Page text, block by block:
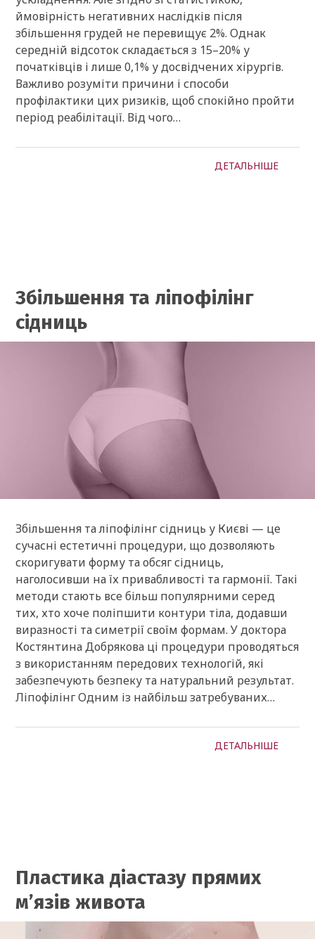
ймовірність негативних наслідків після
збільшення грудей не перевищує 2%. Однак
середній відсоток складається з 15–20% у
початківців і лише 0,1% у досвідчених хірургів.
Важливо розуміти причини і способи
профілактики цих ризиків, щоб спокійно пройти
період реабілітації. Від чого…
ДЕТАЛЬНІШЕ
Збільшення та ліпофілінг
сідниць
Збільшення та ліпофілінг сідниць у Києві — це
сучасні естетичні процедури, що дозволяють
скоригувати форму та обсяг сідниць,
наголосивши на їх привабливості та гармонії. Такі
методи стають все більш популярними серед
тих, хто хоче поліпшити контури тіла, додавши
виразності та симетрії своїм формам. У доктора
Костянтина Добрякова ці процедури проводяться
з використанням передових технологій, які
забезпечують безпеку та натуральний результат.
Ліпофілінг Одним із найбільш затребуваних…
ДЕТАЛЬНІШЕ
Пластика діастазу прямих
м’язів живота